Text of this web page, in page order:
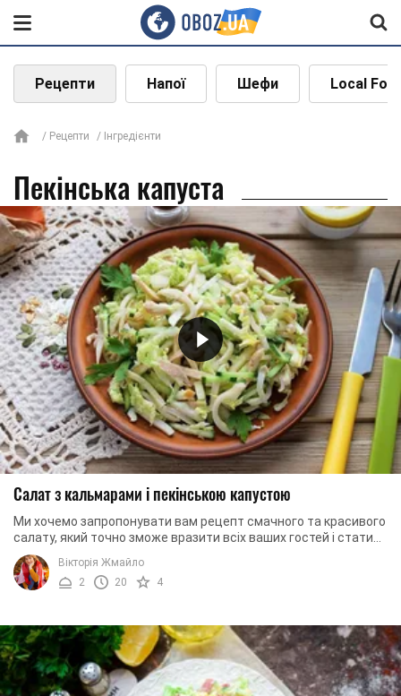
Рецепти Напої Шефи Local
Рецепти Інгредієнти
Пекінська капуста
Салат з кальмарами і пекінською капустою
Ми хочемо запропонувати вам рецепт смачного та красивого
салату, який точно зможе вразити всіх ваших гостей і стати
окрасою святкового столу. До його ...
Вікторія Жмайло
2
20 4